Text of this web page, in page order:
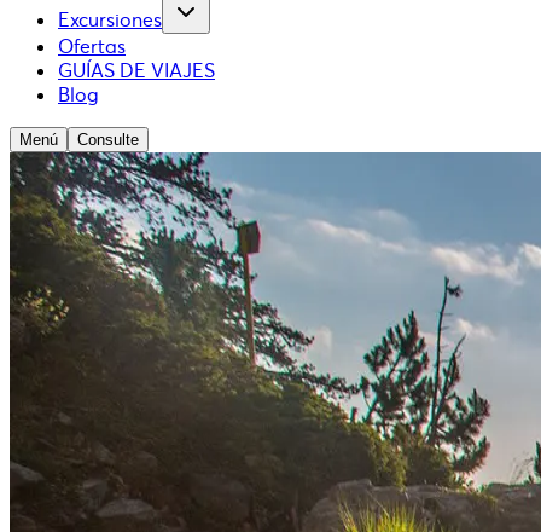
Excursiones
Ofertas
GUÍAS DE VIAJES
Blog
Menú Consulte